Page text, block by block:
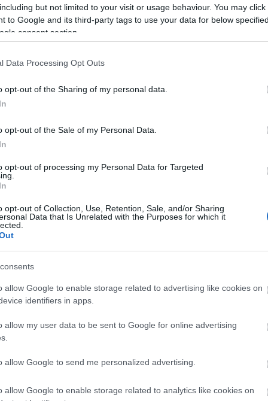
but not limited to your visit or usage behaviour. You may
to Google and its third-party tags to use your data for below
consent section.
Data Processing Opt Outs
opt-out of the Sharing of my personal data.
opt-out of the Sale of my Personal Data.
opt-out of processing my Personal Data for Targeted
opt-out of Collection, Use, Retention, Sale, and/or Sharing
Data that Is Unrelated with the Purposes for which it
allow Google to enable storage related to advertising like cookies on
identifiers in apps.
allow my user data to be sent to Google for online advertising
allow Google to send me personalized advertising.
allow Google to enable storage related to analytics like cookies on
felkérést a Kisfaludy Színház vezetésére. “Egy
költöztünk a családommal Balatonfüredre.
a színház igazgatójaként koszorút helyezek el
az ő szellemi hagyatékáért és a városért tehetek”
hazatért volna.
most, hogy „balatoni lány” lettem, talán meg is
Forrás: